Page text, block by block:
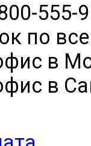
555-
по
в
в